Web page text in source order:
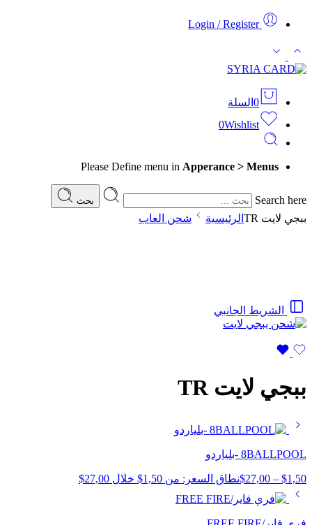
Login / Register
0 السلة
0Wishlist
Please Define menu in Apperance > Menus
Search here بحث
ببجي لايت TR الرئيسية شحن العاب
الشريط الجانبي
ببجي لايت TR
8BALLPOOL -بلياردو
$1,50
–
$27,00 نطاق السعر: من ⁦$1,50⁩ خلال ⁦$27,00⁩